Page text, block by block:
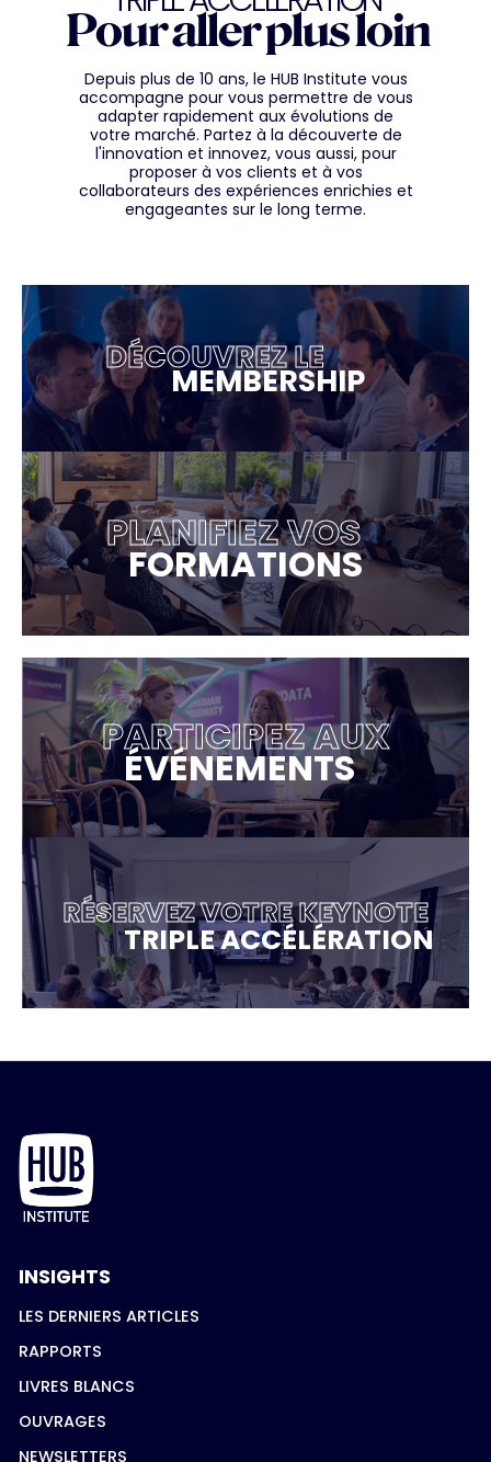
Pour aller plus loin
Depuis plus de 10 ans, le HUB Institute vous
accompagne pour vous permettre de vous
adapter rapidement aux évolutions de
votre marché. Partez à la découverte de
l'innovation et innovez, vous aussi, pour
proposer à vos clients et à vos
collaborateurs des expériences enrichies et
engageantes sur le long terme.
DÉCOUVREZ LE
MEMBERSHIP
PLANIFIEZ VOS
FORMATIONS
PARTICIPEZ AUX
ÉVÉNEMENTS
RÉSERVEZ VOTRE KEYNOTE
TRIPLE ACCÉLÉRATION
INSIGHTS
LES DERNIERS ARTICLES
RAPPORTS
LIVRES BLANCS
OUVRAGES
NEWSLETTERS